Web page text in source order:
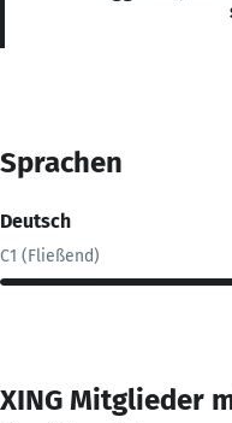
Sprachen
Deutsch
C1 (Fließend)
XING Mitglieder